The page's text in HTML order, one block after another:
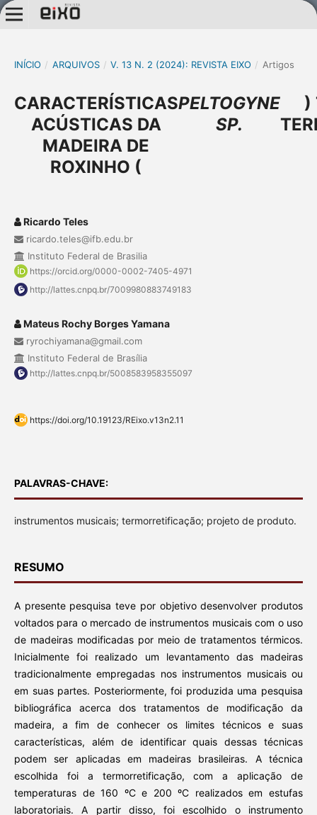
INÍCIO / ARQUIVOS / V. 13 N. 2 (2024): REVISTA EIXO / Artigos
CARACTERÍSTICAS
ACÚSTICAS DA
MADEIRA DE
ROXINHO (
PELTOGYNE
SP.
)
Ricardo Teles
ricardo.teles@ifb.edu.br
Instituto Federal de Brasilia
https://orcid.org/0000-0002-7405-4971
http://lattes.cnpq.br/7009980883749183
Mateus Rochy Borges Yamana
ryrochiyamana@gmail.com
Instituto Federal de Brasília
http://lattes.cnpq.br/5008583958355097
https://doi.org/10.19123/REixo.v13n2.11
PALAVRAS-CHAVE:
instrumentos musicais; termorretificação; projeto de produto.
RESUMO
A presente pesquisa teve por objetivo desenvolver produtos
voltados para o mercado de instrumentos musicais com o uso
de madeiras modificadas por meio de tratamentos térmicos.
Inicialmente foi realizado um levantamento das madeiras
tradicionalmente empregadas nos instrumentos musicais ou
em suas partes. Posteriormente, foi produzida uma pesquisa
bibliográfica acerca dos tratamentos de modificação da
madeira, a fim de conhecer os limites técnicos e suas
características, além de identificar quais dessas técnicas
podem ser aplicadas em madeiras brasileiras. A técnica
escolhida foi a termorretificação, com a aplicação de
temperaturas de 160 ºC e 200 ºC realizados em estufas
laboratoriais. A partir disso, foi escolhido o instrumento